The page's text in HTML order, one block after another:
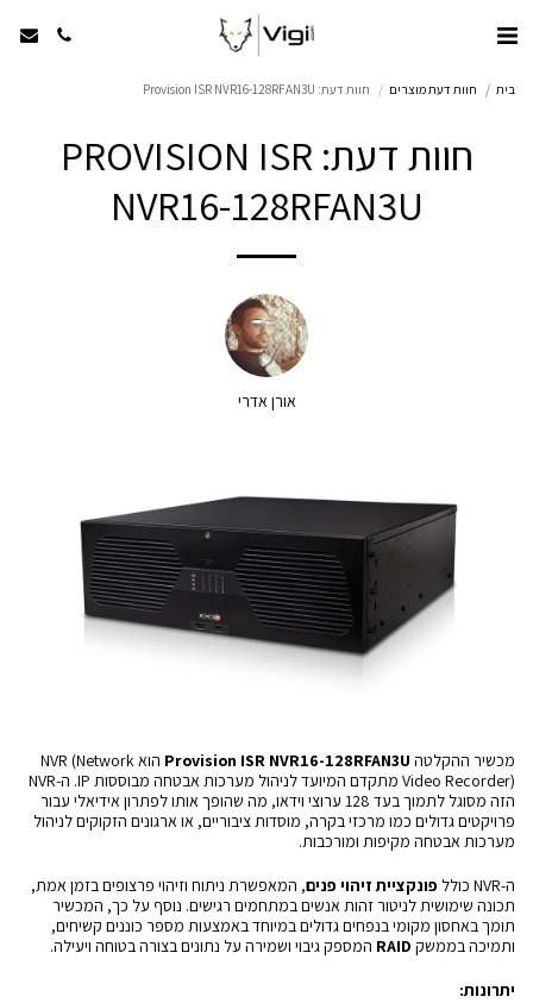
בית חוות דעת מוצרים חוות דעת: Provision ISR NVR16-128RFAN3U
חוות דעת: PROVISION ISR
NVR16-128RFAN3U
אורן אדרי
מכשיר ההקלטה Provision ISR NVR16-128RFAN3U
הוא NVR (Network
Video Recorder) מתקדם המיועד לניהול מערכות אבטחה מבוססות IP. ה-NVR
הזה מסוגל לתמוך בעד 128 ערוצי וידאו, מה שהופך אותו לפתרון אידיאלי עבור
פרויקטים גדולים כמו מרכזי בקרה, מוסדות ציבוריים, או ארגונים הזקוקים לניהול
מערכות אבטחה מקיפות ומורכבות.
ה-NVR כולל פונקציית זיהוי פנים, המאפשרת ניתוח וזיהוי פרצופים בזמן אמת,
תכונה שימושית לניטור זהות אנשים במתחמים רגישים. נוסף על כך, המכשיר
תומך באחסון מקומי בנפחים גדולים במיוחד באמצעות מספר כוננים קשיחים,
ותמיכה בממשק RAID המספק גיבוי ושמירה על נתונים בצורה בטוחה ויעילה.
יתרונות: